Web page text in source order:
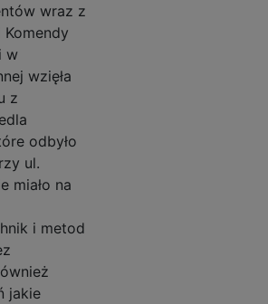
wraz z
w
wzięła
z
odbyło
ul.
miało na
i metod
jakie